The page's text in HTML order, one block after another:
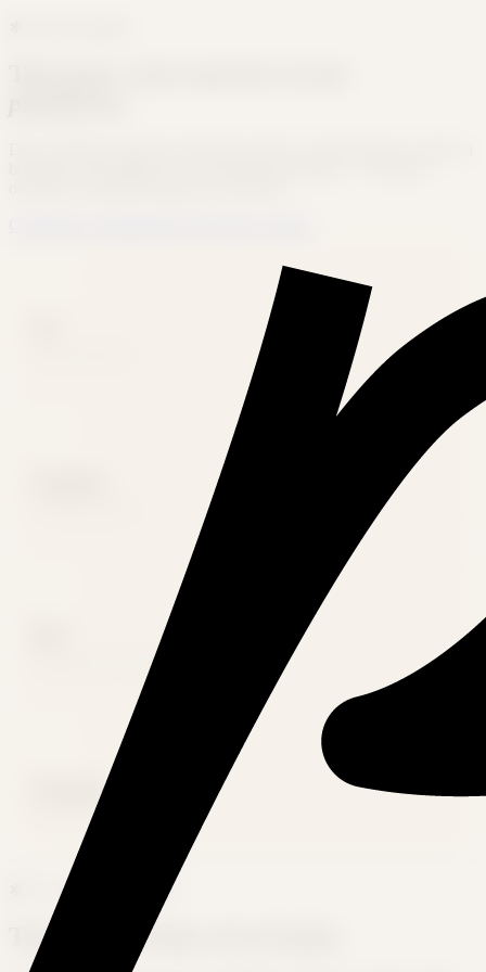
Sourcing 100 % européen
0 stock
Si vous le souhaitez
Le catalogue Printeerz
Tout ce qu'il faut,